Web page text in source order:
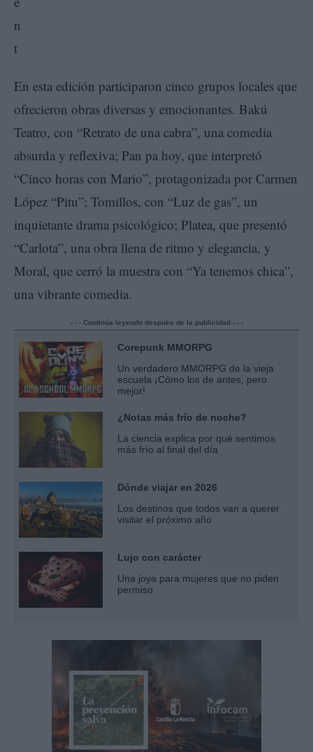
En esta edición participaron cinco grupos locales que
ofrecieron obras diversas y emocionantes. Bakú
Teatro, con “Retrato de una cabra”, una comedia
absurda y reflexiva; Pan pa hoy, que interpretó
“Cinco horas con Mario”, protagonizada por Carmen
López “Pitu”; Tomillos, con “Luz de gas”, un
inquietante drama psicológico; Platea, que presentó
“Carlota”, una obra llena de ritmo y elegancia, y
Moral, que cerró la muestra con “Ya tenemos chica”,
una vibrante comedia.
- - - Continúa leyendo después de la publicidad - - -
Corepunk MMORPG
Un verdadero MMORPG de la vieja
escuela ¡Cómo los de antes, pero
mejor!
¿Notas más frío de noche?
La ciencia explica por qué sentimos
más frío al final del día
Dónde viajar en 2026
Los destinos que todos van a querer
visitar el próximo año
Lujo con carácter
Una joya para mujeres que no piden
permiso